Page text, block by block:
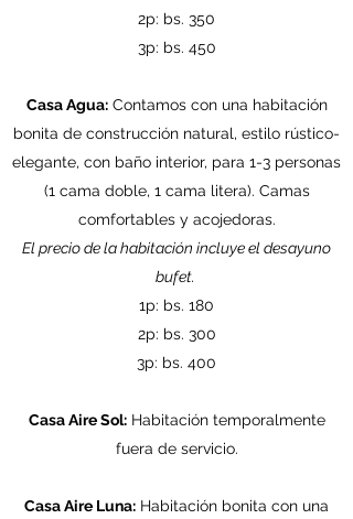
2p: bs. 350
3p: bs. 450
Casa Agua:Contamos con una habitación
bonita de construcción natural, estilo rústico-
elegante, con baño interior, para 1-3 personas
(1 cama doble, 1 cama litera). Camas
comfortables y acojedoras.
El precio de la habitación incluye el desayuno
bufet.
1p: bs. 180
2p: bs. 300
3p: bs. 400
Casa Aire Sol:Habitación temporalmente
fuera de servicio.​
Casa Aire Luna: Habitación bonita con una